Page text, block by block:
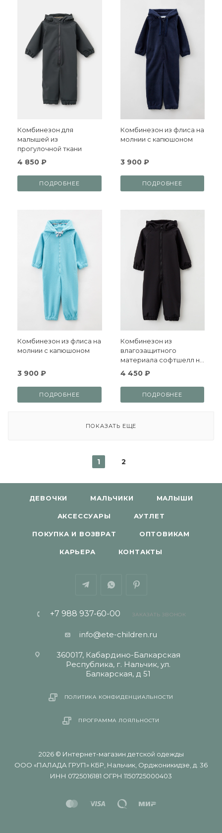
Комбинезон для
малышей из
прогулочной ткани
4 850 ₽
ПОДРОБНЕЕ
Комбинезон из флиса на
молнии с капюшоном
3 900 ₽
ПОДРОБНЕЕ
Комбинезон из флиса на
молнии с капюшоном
3 900 ₽
ПОДРОБНЕЕ
Комбинезон из
влагозащитного
материала софтшелл на
молнии
4 450 ₽
ПОДРОБНЕЕ
ПОКАЗАТЬ ЕЩЕ
1 2
ДЕВОЧКИ МАЛЬЧИКИ МАЛЫШИ
АКСЕССУАРЫ АУТЛЕТ
ПОКУПКА И ВОЗВРАТ ОПТОВИКАМ
КАРЬЕРА КОНТАКТЫ
+7 988 937-60-00 ЗАКАЗАТЬ ЗВОНОК
info@ete-children.ru
360017, Кабардино-Балкарская
Республика, г. Нальчик, ул.
Балкарская, д 51
ПОЛИТИКА КОНФИДЕНЦИАЛЬНОСТИ
ПРОГРАММА ЛОЯЛЬНОСТИ
2026 © Интернет-магазин детской одежды
ООО «ПАЛАДА ГРУП» КБР, Нальчик, Орджоникидзе, д. 36
ИНН 0725016181 ОГРН 1150725000403